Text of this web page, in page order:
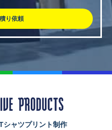
り依頼
シャツプリント制作